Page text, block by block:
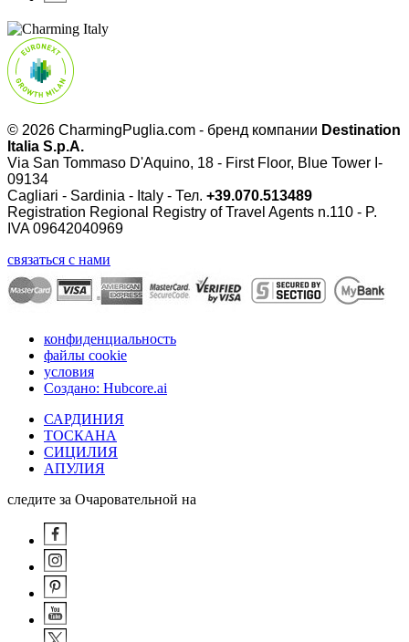
© 2026 CharmingPuglia.com - бренд компании Destination
Italia S.p.A.
Via San Tommaso D'Aquino, 18 - First Floor, Blue Tower I-
09134
Cagliari - Sardinia - Italy - Тел. +39.070.513489
Registration Regional Registry of Travel Agents n.110 - P.
IVA 09642040969
связаться с нами
конфиденциальность
файлы cookie
условия
Создано: Hubcore.ai
САРДИНИЯ
ТОСКАНА
СИЦИЛИЯ
АПУЛИЯ
следите за Очаровательной на